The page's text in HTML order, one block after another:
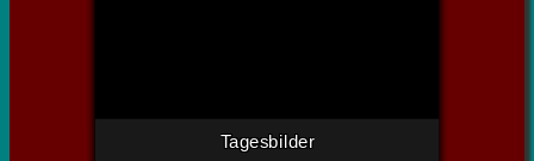
Tagesbilder